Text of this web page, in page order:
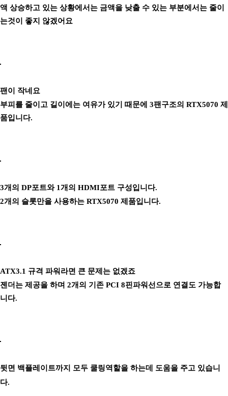
액 상승하고 있는 상황에서는 금액을 낮출 수 있는 부분에서는 줄이
는것이 좋지 않겠어요
팬이 작네요
부피를 줄이고 길이에는 여유가 있기 때문에 3팬구조의 RTX5070 제
품입니다.
3개의 DP포트와 1개의 HDMI포트 구성입니다.
2개의 슬롯만을 사용하는 RTX5070 제품입니다.
ATX3.1 규격 파워라면 큰 문제는 없겠죠
젠더는 제공을 하며 2개의 기존 PCI 8핀파워선으로 연결도 가능합
니다.
뒷면 백플레이트까지 모두 쿨링역할을 하는데 도움을 주고 있습니
다.